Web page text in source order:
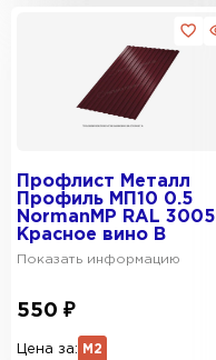
Профлист Металл
Профиль МП10 0.5
NormanMP RAL 3005
Красное вино B
Показать информацию
550 ₽
Цена за: М2